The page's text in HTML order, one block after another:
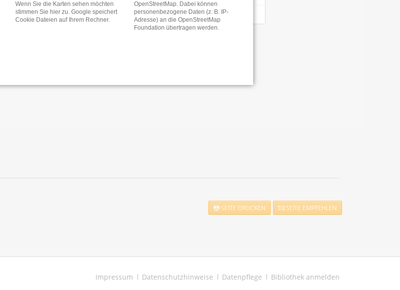
Freitag
15:00 - 18:30 Uhr
SEITE DRUCKEN SEITE EMPFEHLEN
Navigation
Impressum Datenschutzhinweise Datenpflege Bibliothek anmelden
Wenn Sie die Karten sehen möchten
stimmen Sie hier zu. Google speichert
Cookie Dateien auf Ihrem Rechner.
OpenStreetMap. Dabei können
personenbezogene Daten (z. B. IP-
Adresse) an die OpenStreetMap
Foundation übertragen werden.